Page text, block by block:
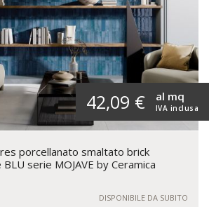
42,09 € IVA inclusa
al mq
porcellanato smaltato brick
serie MOJAVE by Ceramica
DISPONIBILE DA SUBITO